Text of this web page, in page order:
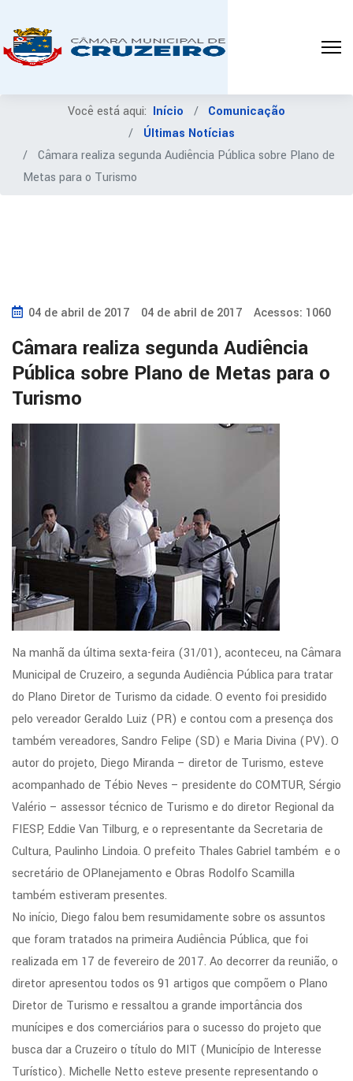
Você está aqui: Início
Comunicação
Últimas Notícias
Câmara realiza segunda Audiência Pública sobre Plano de
Metas para o Turismo
04 de abril de 2017 04 de abril de 2017 Acessos: 1060
Câmara realiza segunda Audiência
Pública sobre Plano de Metas para o
Turismo
Na manhã da última sexta-feira (31/01), aconteceu, na Câmara
Municipal de Cruzeiro, a segunda Audiência Pública para tratar
do Plano Diretor de Turismo da cidade. O evento foi presidido
pelo vereador Geraldo Luiz (PR) e contou com a presença dos
também vereadores, Sandro Felipe (SD) e Maria Divina (PV). O
autor do projeto, Diego Miranda – diretor de Turismo, esteve
acompanhado de Tébio Neves – presidente do COMTUR, Sérgio
Valério – assessor técnico de Turismo e do diretor Regional da
FIESP, Eddie Van Tilburg, e o representante da Secretaria de
Cultura, Paulinho Lindoia. O prefeito Thales Gabriel também e o
secretário de OPlanejamento e Obras Rodolfo Scamilla
também estiveram presentes.
No início, Diego falou bem resumidamente sobre os assuntos
que foram tratados na primeira Audiência Pública, que foi
realizada em 17 de fevereiro de 2017. Ao decorrer da reunião, o
diretor apresentou todos os 91 artigos que compõem o Plano
Diretor de Turismo e ressaltou a grande importância dos
munícipes e dos comerciários para o sucesso do projeto que
busca dar a Cruzeiro o título do MIT (Município de Interesse
Turístico). Michelle Netto esteve presente representando o